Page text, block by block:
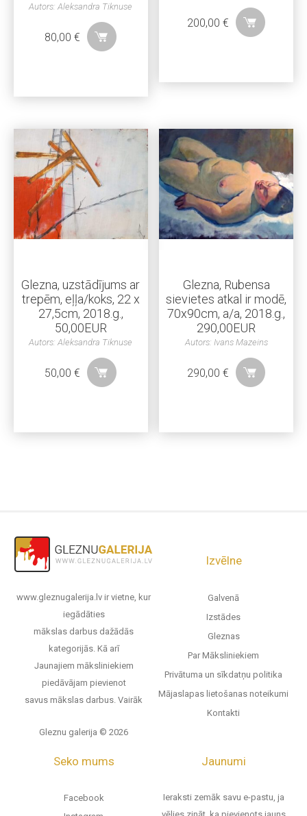
Autors: Aleksandra Tiknuse
80,00€
200,00€
Glezna, uzstādījums ar
trepēm, eļļa/koks, 22 x
27,5cm, 2018.g.,
50,00EUR
Autors: Aleksandra Tiknuse
50,00€
Glezna, Rubensa
sievietes atkal ir modē,
70x90cm, a/a, 2018.g.,
290,00EUR
Autors: Ivans Mazeins
290,00€
www.gleznugalerija.lv ir vietne, kur
iegādāties
mākslas darbus dažādās
kategorijās. Kā arī
Jaunajiem māksliniekiem
piedāvājam pievienot
savus mākslas darbus. Vairāk
Gleznu galerija © 2026
Izvēlne
Galvenā
Izstādes
Gleznas
Par Māksliniekiem
Privātuma un sīkdatņu politika
Mājaslapas lietošanas noteikumi
Kontakti
Seko mums
Facebook
Jaunumi
Ieraksti zemāk savu e-pastu, ja